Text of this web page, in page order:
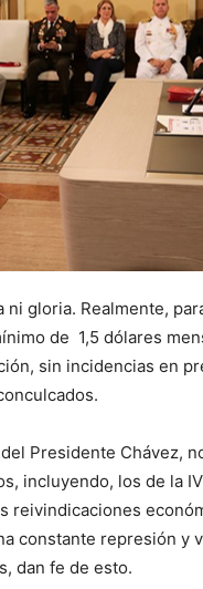
ni gloria. Realmente,
de 1,5 dólares
sin incidencias en
Presidente Chávez,
incluyendo, los de la
reivindicaciones
constante represión y
dan fe de esto.